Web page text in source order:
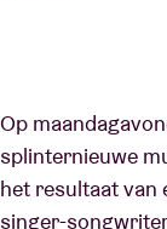
Op
splinternieuwe
het resultaat van
singer-